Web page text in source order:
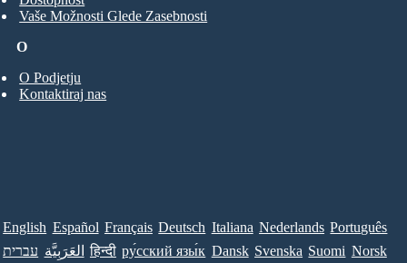
O
O Podjetju
Kontaktiraj nas
Vaše Možnosti Glede Zasebnosti
English Español Français Deutsch Italiana Nederlands Português
עברית العَرَبِيَّة हिन्दी ру́сский язы́к Dansk Svenska Suomi Norsk